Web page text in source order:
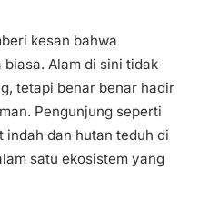
kesan bahwa
Alam di sini tidak
tetapi benar benar hadir
Pengunjung seperti
indah dan hutan teduh di
satu ekosistem yang